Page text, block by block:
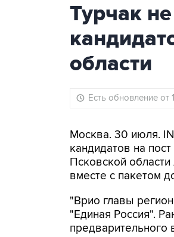
Турчак
области
Есть обновление от
Москва. 30 июля.
кандидатов на
Псковской
вместе с пакетом
"Врио главы
"Единая Россия".
предварительного